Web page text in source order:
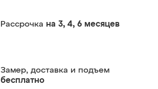
Рассрочка на 3, 4, 6 месяцев
Замер, доставка и подъем
бесплатно